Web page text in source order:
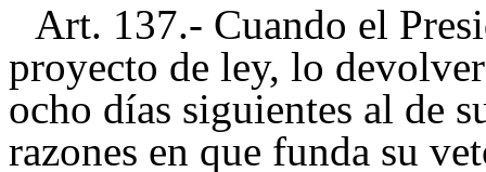
Art. 137.- Cuando el
proyecto de ley, lo
ocho días siguientes al de
razones en que funda su